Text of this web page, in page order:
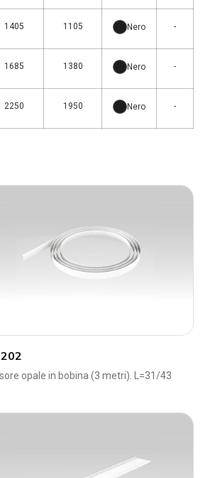
1405 1105 Nero -
1685 1380 Nero -
2250 1950 Nero -
opale in bobina (3 metri). L=31/43